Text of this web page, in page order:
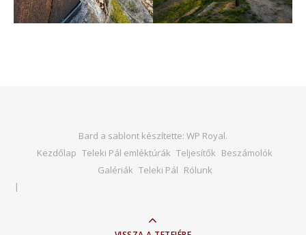
Bard a sablont készítette: WP Royal.
Kezdőlap Teleki Pál emléktúrák Teljesítők Beszámolók
Galériák Teleki Pál Rólunk